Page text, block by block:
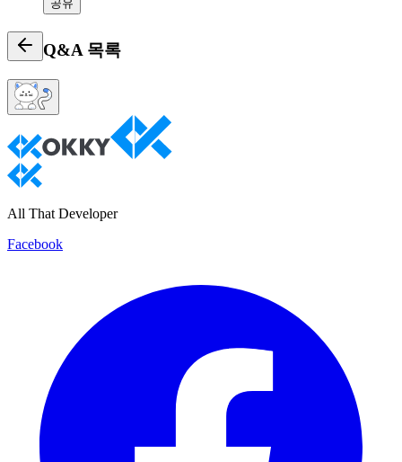
공유
Q&A 목록
All That Developer
Facebook